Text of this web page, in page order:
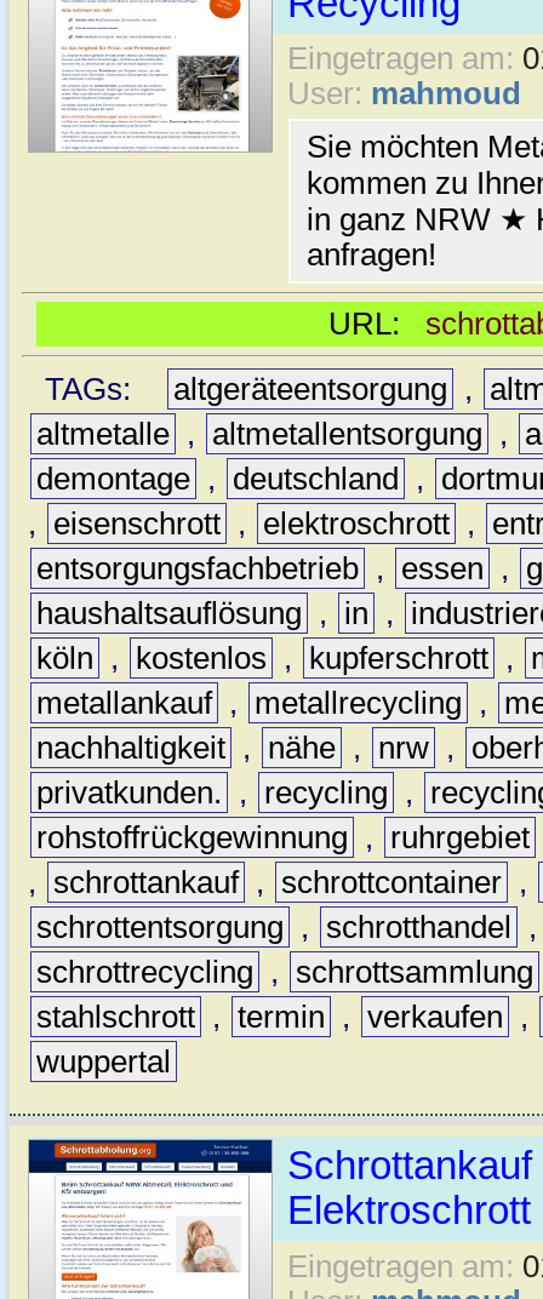
Eingetragen am:
User: mahmoud
Sie möchten
kommen zu
in ganz NRW ★
anfragen!
URL:
TAGs:
altgeräteentsorgung ,
altmetalle , altmetallentsorgung ,
demontage , deutschland ,
,
eisenschrott , elektroschrott ,
entsorgungsfachbetrieb , essen ,
haushaltsauflösung
, in ,
köln
, kostenlos , kupferschrott ,
metallankauf , metallrecycling ,
nachhaltigkeit , nähe , nrw ,
privatkunden.
, recycling ,
rohstoffrückgewinnung
, ruhrgebiet
,
schrottankauf , schrottcontainer ,
schrottentsorgung
, schrotthandel
schrottrecycling
, schrottsammlung
stahlschrott , termin , verkaufen
,
wuppertal
Schrottankauf
Elektroschrott
Eingetragen am: